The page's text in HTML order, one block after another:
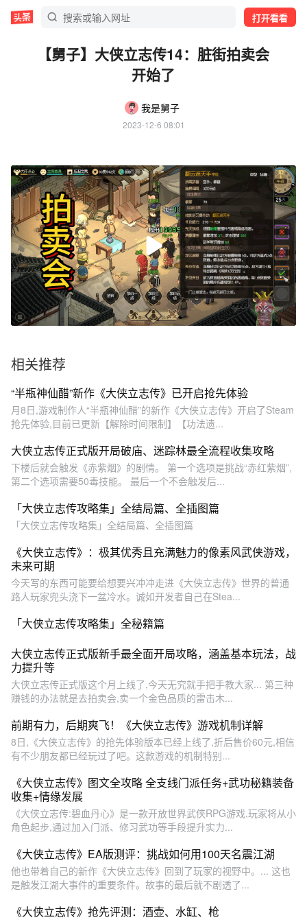
打开看看
【舅子】大侠立志传14：脏街拍卖会
开始了
我是舅子
2023-12-6 08:01
相关推荐
“半瓶神仙醋”新作《大侠立志传》已开启抢先体验
月8日,游戏制作人“半瓶神仙醋”的新作《大侠立志传》开启了Steam
抢先体验,目前已更新【解除时间限制】【功法遗...
大侠立志传正式版开局破庙、迷踪林最全流程收集攻略
下楼后就会触发《赤紫烟》的剧情。 第一个选项是挑战“赤红紫烟”,
第二个选项需要50毒技能。 最后一个不会触发后...
「大侠立志传攻略集」全结局篇、全插图篇
「大侠立志传攻略集」全结局篇、全插图篇
《大侠立志传》：极其优秀且充满魅力的像素风武侠游戏，
未来可期
今天写的东西可能要给想要兴冲冲走进《大侠立志传》世界的普通
路人玩家兜头浇下一盆冷水。诚如开发者自己在Stea...
「大侠立志传攻略集」全秘籍篇
大侠立志传正式版新手最全面开局攻略，涵盖基本玩法，战
力提升等
大侠立志传正式版这个月上线了,今天无究就手把手教大家... 第三种
赚钱的办法就是去拍卖会,卖一个金色品质的雷击木...
前期有力，后期爽飞！《大侠立志传》游戏机制详解
8日,《大侠立志传》的抢先体验版本已经上线了,折后售价60元,相信
有不少朋友都已经玩过了吧。这款游戏的机制特别...
《大侠立志传》图文全攻略 全支线门派任务+武功秘籍装备
收集+情缘发展
《大侠立志传:碧血丹心》是一款开放世界武侠RPG游戏,玩家将从小
角色起步,通过加入门派、修习武功等手段提升实力...
《大侠立志传》EA版测评：挑战如何用100天名震江湖
他也带着自己的新作《大侠立志传》回到了玩家的视野中。... 这也
是触发江湖大事件的重要条件。故事的最后就不剧透了...
《大侠立志传》抢先评测：酒壶、水缸、枪